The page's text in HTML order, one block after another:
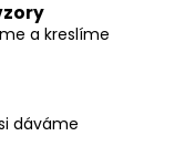
a kreslíme
dáváme